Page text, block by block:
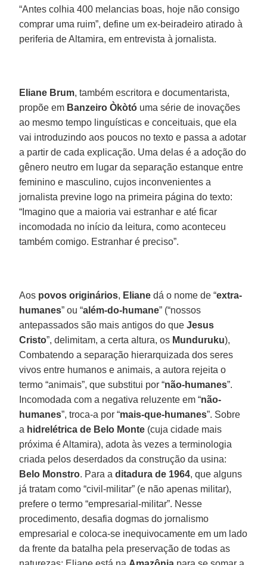
“Antes colhia 400 melancias boas, hoje não consigo
comprar uma ruim”, define um ex-beiradeiro atirado à
periferia de Altamira, em entrevista à jornalista.
Eliane Brum, também escritora e documentarista,
propõe em Banzeiro Òkòtó uma série de inovações
ao mesmo tempo linguísticas e conceituais, que ela
vai introduzindo aos poucos no texto e passa a adotar
a partir de cada explicação. Uma delas é a adoção do
gênero neutro em lugar da separação estanque entre
feminino e masculino, cujos inconvenientes a
jornalista previne logo na primeira página do texto:
“Imagino que a maioria vai estranhar e até ficar
incomodada no início da leitura, como aconteceu
também comigo. Estranhar é preciso”.
Aos povos originários, Eliane dá o nome de “extra-
humanes” ou “além-do-humane” (“nossos
antepassados são mais antigos do queJesus
Cristo”, delimitam, a certa altura, os Munduruku),
Combatendo a separação hierarquizada dos seres
vivos entre humanos e animais, a autora rejeita o
termo “animais”, que substitui por “não-humanes”.
Incomodada com a negativa reluzente em “não-
humanes”, troca-a por “mais-que-humanes”. Sobre
a hidrelétrica de Belo Monte (cuja cidade mais
próxima é Altamira), adota às vezes a terminologia
criada pelos deserdados da construção da usina:
Belo Monstro. Para aditadura de 1964, que alguns
já tratam como “civil-militar” (e não apenas militar),
prefere o termo “empresarial-militar”. Nesse
procedimento, desafia dogmas do jornalismo
empresarial e coloca-se inequivocamente em um lado
da frente da batalha pela preservação de todas as